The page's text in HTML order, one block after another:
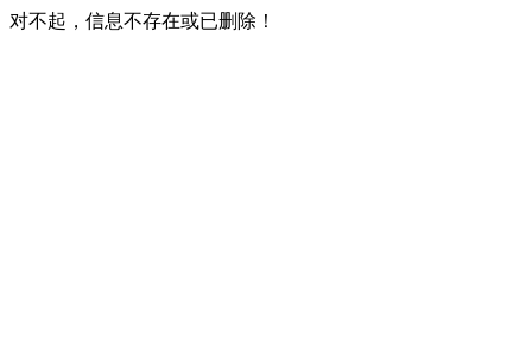
对不起，信息不存在或已删除！